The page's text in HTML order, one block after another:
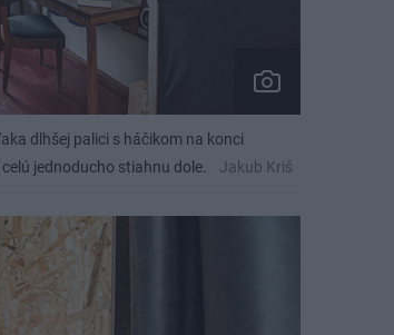
dlhšej palici s háčikom na konci
jednoducho stiahnu dole.
Jakub Kriš